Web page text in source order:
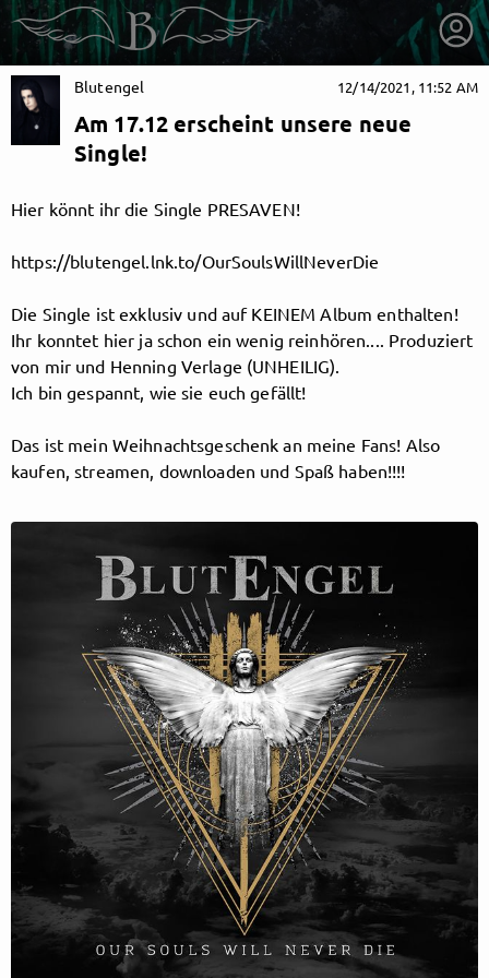
getnext to Blutengel
Follow Blutengel here!
About Posts Shop
Blutengel 12/14/2021, 11:52 AM
Am 17.12 erscheint unsere neue
Single!
Hier könnt ihr die Single PRESAVEN!
https://blutengel.lnk.to/OurSoulsWillNeverDie
Die Single ist exklusiv und auf KEINEM Album enthalten!
Ihr konntet hier ja schon ein wenig reinhören.... Produziert
von mir und Henning Verlage (UNHEILIG).
Ich bin gespannt, wie sie euch gefällt!
Das ist mein Weihnachtsgeschenk an meine Fans! Also
kaufen, streamen, downloaden und Spaß haben!!!!
FollowBlutengel, and
immediately
get access to all exclusive posts.
Sign up now